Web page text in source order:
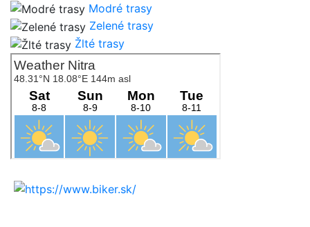
Modré trasy
Zelené trasy
Žlté trasy